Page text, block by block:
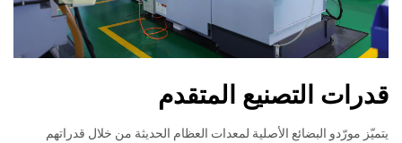
قدرات التصنيع المتقدم
يتميّز مورّدو البضائع الأصلية لمعدات العظام الحديثة من خلال قدراتهم